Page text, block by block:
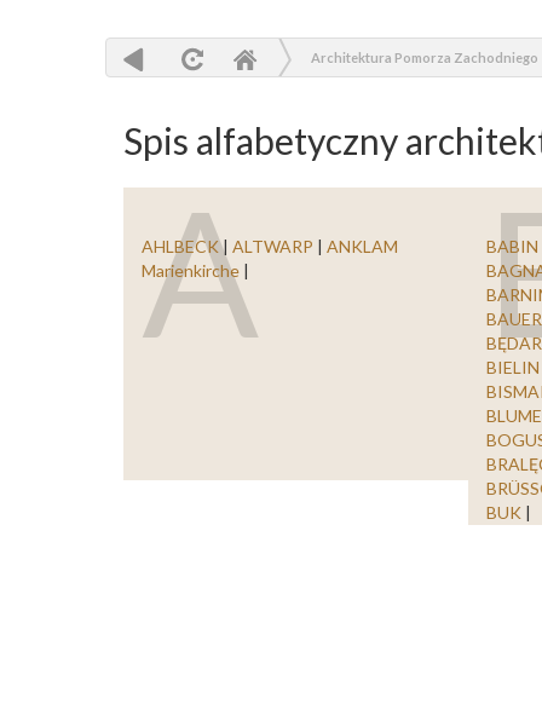
Architektura Pomorza Zachodniego
Spis alfabetyczny
A
AHLBECK| ALTWARP | ANKLAM
Marienkirche |
BABIN
BAUER
BIELIN
BUK |